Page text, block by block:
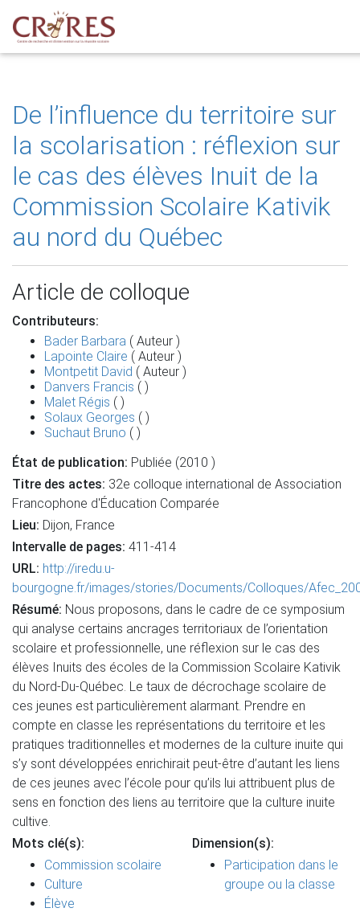
De l’influence du territoire sur
la scolarisation : réflexion sur
le cas des élèves Inuit de la
Commission Scolaire Kativik
au nord du Québec
Article de colloque
Contributeurs:
Bader Barbara ( Auteur )
Lapointe Claire ( Auteur )
Montpetit David ( Auteur )
Danvers Francis ( )
Malet Régis ( )
Solaux Georges ( )
Suchaut Bruno ( )
État de publication: Publiée (2010 )
Titre des actes: 32e colloque international de Association
Francophone d'Éducation Comparée
Lieu: Dijon, France
Intervalle de pages: 411-414
URL: http://iredu.u-
bourgogne.fr/images/stories/Documents/Colloques/
Résumé: Nous proposons, dans le cadre de ce symposium
qui analyse certains ancrages territoriaux de l’orientation
scolaire et professionnelle, une réflexion sur le cas des
élèves Inuits des écoles de la Commission Scolaire Kativik
du Nord-Du-Québec. Le taux de décrochage scolaire de
ces jeunes est particulièrement alarmant. Prendre en
compte en classe les représentations du territoire et les
pratiques traditionnelles et modernes de la culture inuite qui
s’y sont développées enrichirait peut-être d’autant les liens
de ces jeunes avec l’école pour qu’ils lui attribuent plus de
sens en fonction des liens au territoire que la culture inuite
cultive.
Mots clé(s):
Commission scolaire
Culture
Élève
Dimension(s):
Participation dans le
groupe ou la classe